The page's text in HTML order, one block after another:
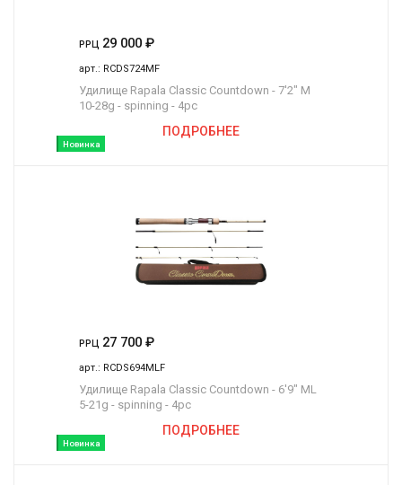
Новинка
РРЦ 29 000 ₽
арт.: RCDS724MF
Удилище Rapala Classic Countdown - 7'2" M
10-28g - spinning - 4pc
ПОДРОБНЕЕ
Новинка
РРЦ 27 700 ₽
арт.: RCDS694MLF
Удилище Rapala Classic Countdown - 6'9" ML
5-21g - spinning - 4pc
ПОДРОБНЕЕ